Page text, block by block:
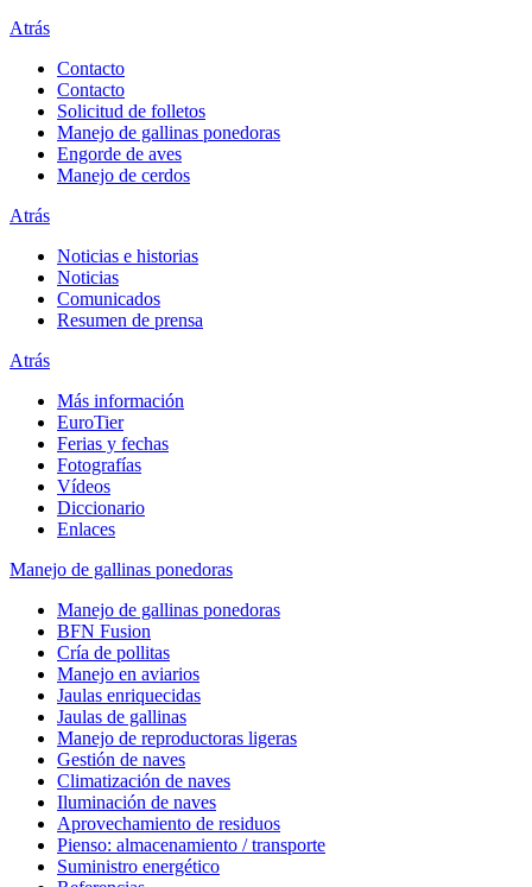
Atrás
Contacto
Contacto
Solicitud de folletos
Manejo de gallinas ponedoras
Engorde de aves
Manejo de cerdos
Atrás
Noticias e historias
Noticias
Comunicados
Resumen de prensa
Atrás
Más información
EuroTier
Ferias y fechas
Fotografías
Vídeos
Diccionario
Enlaces
Manejo de gallinas ponedoras
Manejo de gallinas ponedoras
BFN Fusion
Cría de pollitas
Manejo en aviarios
Jaulas enriquecidas
Jaulas de gallinas
Manejo de reproductoras ligeras
Gestión de naves
Climatización de naves
Iluminación de naves
Aprovechamiento de residuos
Pienso: almacenamiento / transporte
Suministro energético